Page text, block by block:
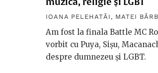
IOANA PELEHATĂI , MATEI
Am fost la finala Battle MC
vorbit cu Puya, Sișu,
despre dumnezeu și LGBT.